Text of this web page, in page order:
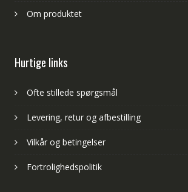
Om produktet
Hurtige links
Ofte stillede spørgsmål
Levering, retur og afbestilling
Vilkår og betingelser
Fortrolighedspolitik